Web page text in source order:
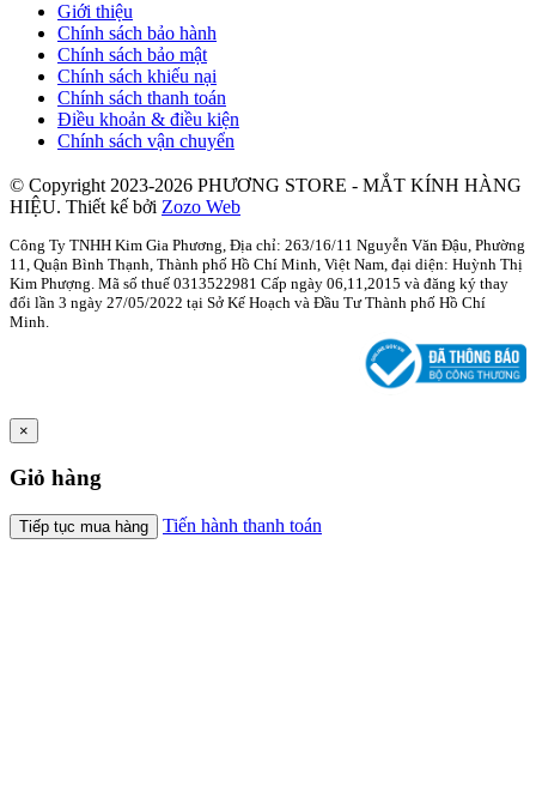
Giới thiệu
Chính sách bảo hành
Chính sách bảo mật
Chính sách khiếu nại
Chính sách thanh toán
Điều khoản & điều kiện
Chính sách vận chuyển
© Copyright 2023-2026 PHƯƠNG STORE - MẮT KÍNH HÀNG
HIỆU. Thiết kế bởi Zozo Web
Công Ty TNHH Kim Gia Phương, Địa chỉ: 263/16/11 Nguyễn Văn Đậu, Phường
11, Quận Bình Thạnh, Thành phố Hồ Chí Minh, Việt Nam, đại diện: Huỳnh Thị
Kim Phượng. Mã số thuế 0313522981 Cấp ngày 06,11,2015 và đăng ký thay
đổi lần 3 ngày 27/05/2022 tại Sở Kế Hoạch và Đầu Tư Thành phố Hồ Chí
Minh.
×
Giỏ hàng
Tiếp tục mua hàng Tiến hành thanh toán